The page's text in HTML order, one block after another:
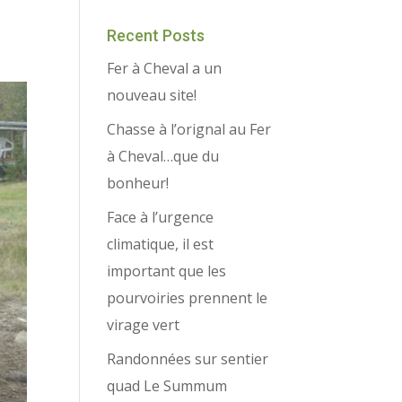
Recent Posts
Fer à Cheval a un
nouveau site!
Chasse à l’orignal au Fer
à Cheval…que du
bonheur!
Face à l’urgence
climatique, il est
important que les
pourvoiries prennent le
virage vert
Randonnées sur sentier
quad Le Summum